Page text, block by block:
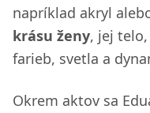
napríklad akryl
krásu ženy, jej
farieb, svetla a
Okrem aktov sa